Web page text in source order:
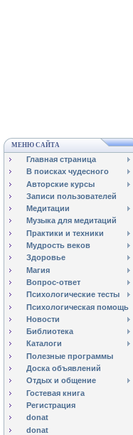
МЕНЮ САЙТА
Главная страница
В поисках чудесного
Авторские курсы
Записи пользователей
Медитации
Музыка для медитаций
Практики и техники
Мудрость веков
Здоровье
Магия
Вопрос-ответ
Психологические тесты
Психологическая помощь
Новости
Библиотека
Каталоги
Полезные программы
Доска объявлений
Отдых и общение
Гостевая книга
Регистрация
donat
donat